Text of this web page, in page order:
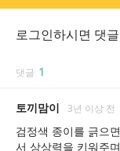
로그인하시면 댓
댓글 1
토끼맘이 3년 이상 전
검정색 종이를 긁으
서 상상력을 키워주